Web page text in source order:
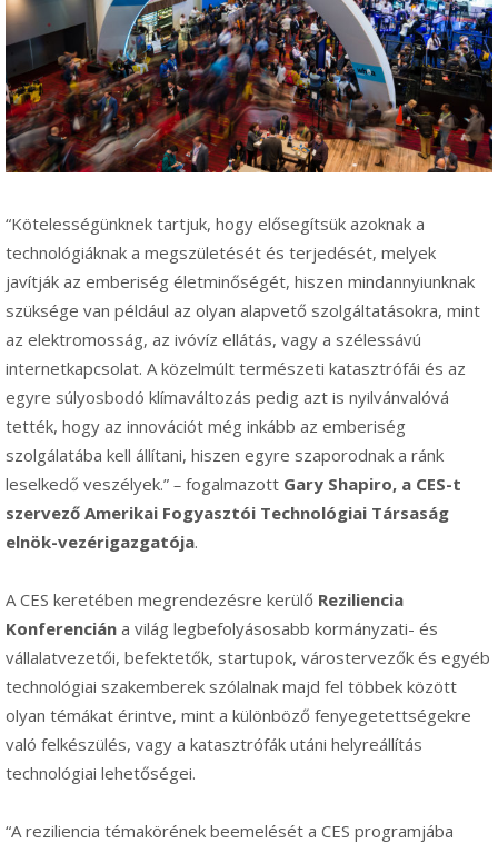
“Kötelességünknek tartjuk, hogy elősegítsük azoknak a
technológiáknak a megszületését és terjedését, melyek
javítják az emberiség életminőségét, hiszen mindannyiunknak
szüksége van például az olyan alapvető szolgáltatásokra, mint
az elektromosság, az ivóvíz ellátás, vagy a szélessávú
internetkapcsolat. A közelmúlt természeti katasztrófái és az
egyre súlyosbodó klímaváltozás pedig azt is nyilvánvalóvá
tették, hogy az innovációt még inkább az emberiség
szolgálatába kell állítani, hiszen egyre szaporodnak a ránk
leselkedő veszélyek.” – fogalmazott Gary Shapiro, a CES-t
szervező Amerikai Fogyasztói Technológiai Társaság
elnök-vezérigazgatója.
A CES keretében megrendezésre kerülő Reziliencia
Konferencián a világ legbefolyásosabb kormányzati- és
vállalatvezetői, befektetők, startupok, várostervezők és egyéb
technológiai szakemberek szólalnak majd fel többek között
olyan témákat érintve, mint a különböző fenyegetettségekre
való felkészülés, vagy a katasztrófák utáni helyreállítás
technológiai lehetőségei.
“A reziliencia témakörének beemelését a CES programjába